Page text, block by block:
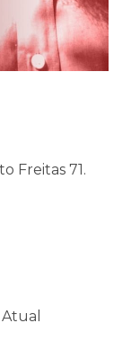
Freitas 71.